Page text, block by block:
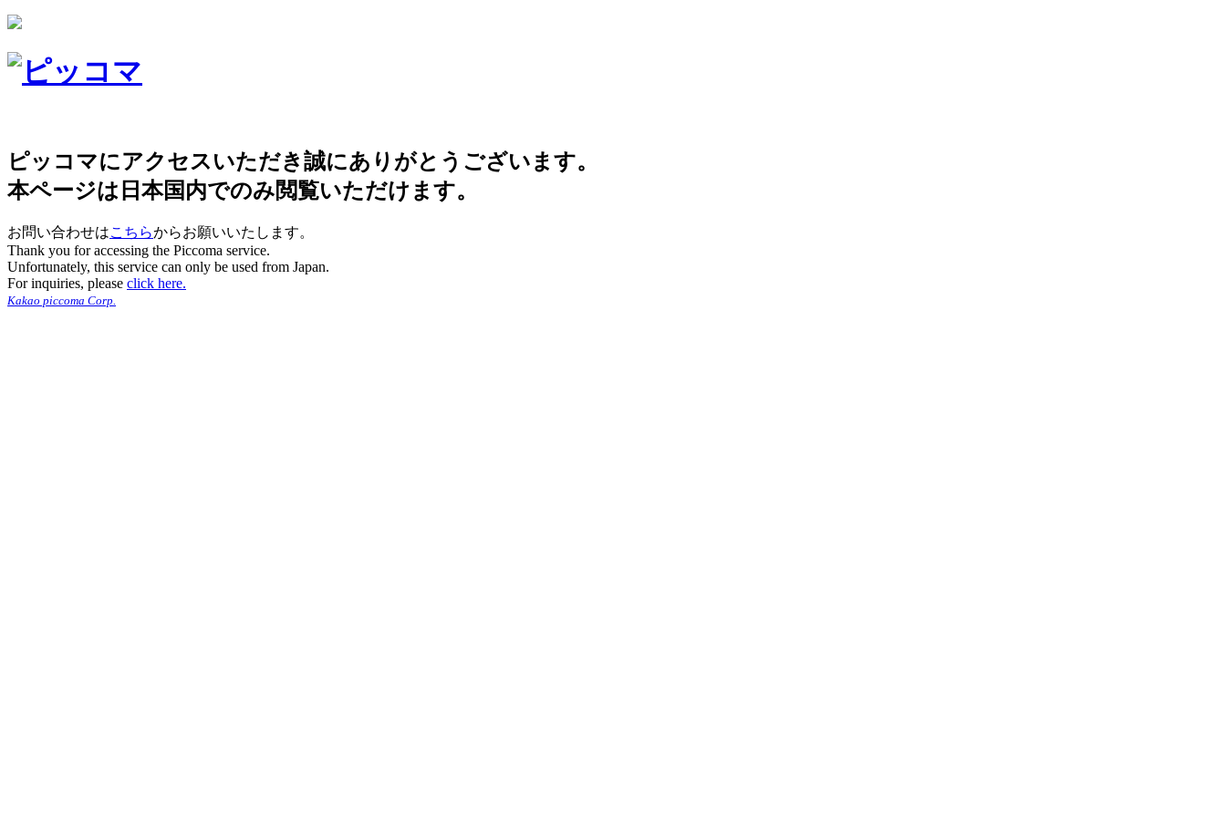
ピッコマにアクセスいただき誠にありがとうございます。
本ページは日本国内でのみ閲覧いただけます。
お問い合わせはこちらからお願いいたします。
Thank you for accessing the Piccoma service.
Unfortunately, this service can only be used from Japan.
For inquiries, please click here.
Kakao piccoma Corp.